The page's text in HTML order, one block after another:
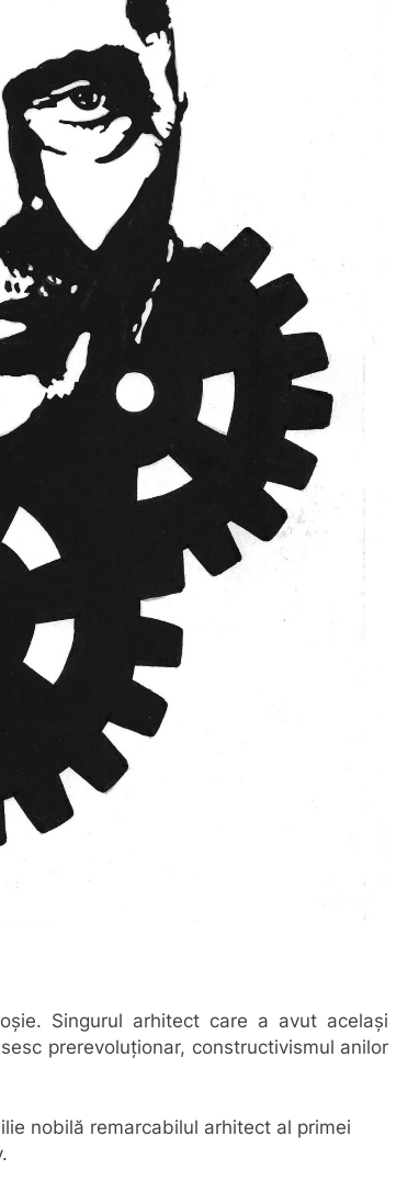
Singurul arhitect care a avut același
prerevoluționar, constructivismul anilor
nobilă remarcabilul arhitect al primei